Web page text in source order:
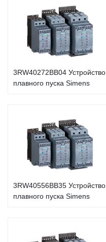
3RW40272BB04 Устройство
плавного пуска Simens
3RW40556BB35 Устройство
плавного пуска Simens